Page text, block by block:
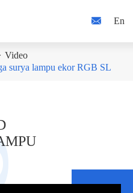
 En
Video
surya lampu ekor RGB SL